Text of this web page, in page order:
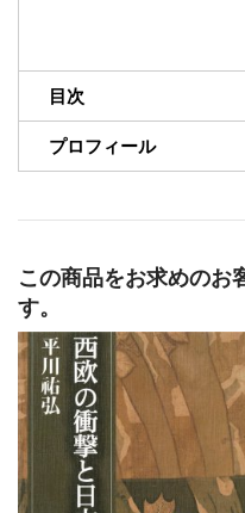
目次
プロフィール
この商品をお求めのお
す。